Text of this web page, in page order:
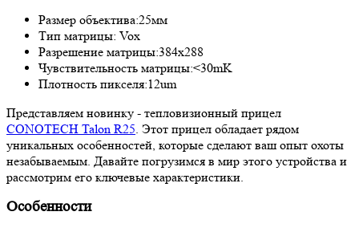
Размер объектива:25мм
Тип матрицы: Vox
Разрешение матрицы:384x288
Чувствительность матрицы:<30mK
Плотность пикселя:12um
Представляем новинку - тепловизионный прицел
CONOTECH Talon R25. Этот прицел обладает рядом
уникальных особенностей, которые сделают ваш опыт охоты
незабываемым. Давайте погрузимся в мир этого устройства и
рассмотрим его ключевые характеристики.
Особенности